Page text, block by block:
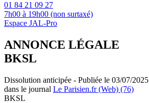
01 84 21 09 27
7h00 à 19h00 (non surtaxé)
Espace JAL-Pro
ANNONCE LÉGALE
BKSL
Dissolution anticipée - Publiée le 03/07/2025
dans le journal Le Parisien.fr (Web) (76)
BKSL